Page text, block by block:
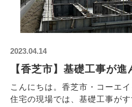
2023.04.14
【香芝市】基礎工事が
こんにちは。香芝市・コーエ
住宅の現場では、基礎工事が